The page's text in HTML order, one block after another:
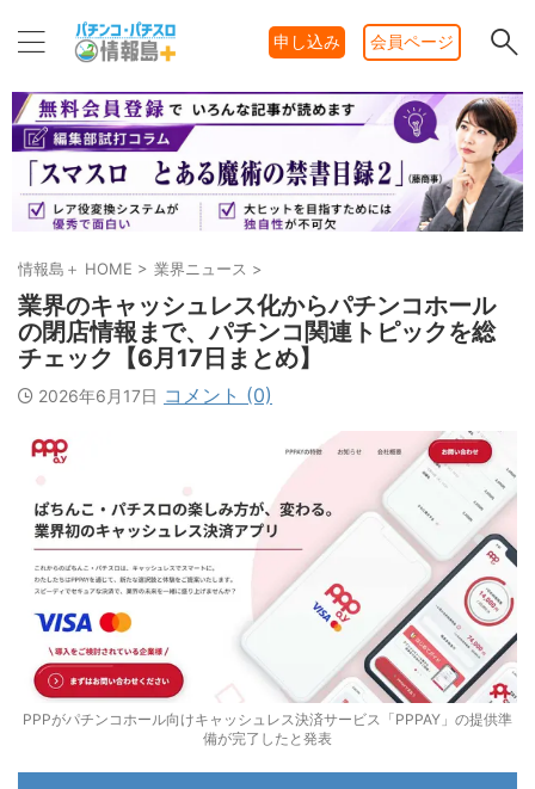
申し込み 会員ページ
情報島＋ HOME > 業界ニュース >
業界のキャッシュレス化からパチンコホール
の閉店情報まで、パチンコ関連トピックを総
チェック【6月17日まとめ】
2026年6月17日 コメント (0)
PPPがパチンコホール向けキャッシュレス決済サービス「PPPAY」の提供準
備が完了したと発表